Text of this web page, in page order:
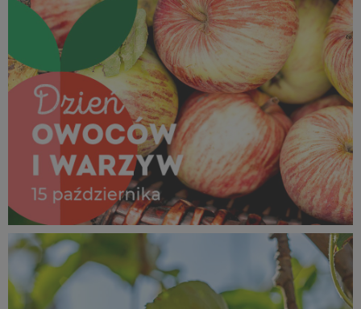
Dzień Owoców i Warzyw_15 październik 2025 (2).jpg
1,25 MB